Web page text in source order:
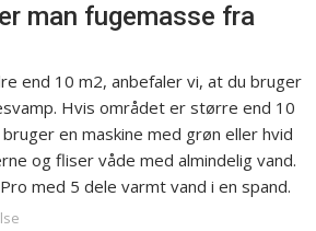
man fugemasse fra
end 10 m2, anbefaler vi, at du bruger
Hvis området er større end 10
en maskine med grøn eller hvid
og fliser våde med almindelig vand.
med 5 dele varmt vand i en spand.